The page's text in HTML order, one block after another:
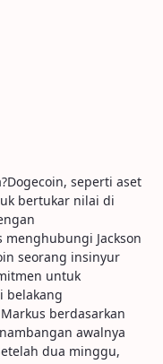
seperti aset
bertukar nilai di
menghubungi Jackson
seorang insinyur
untuk
belakang
berdasarkan
awalnya
dua minggu,